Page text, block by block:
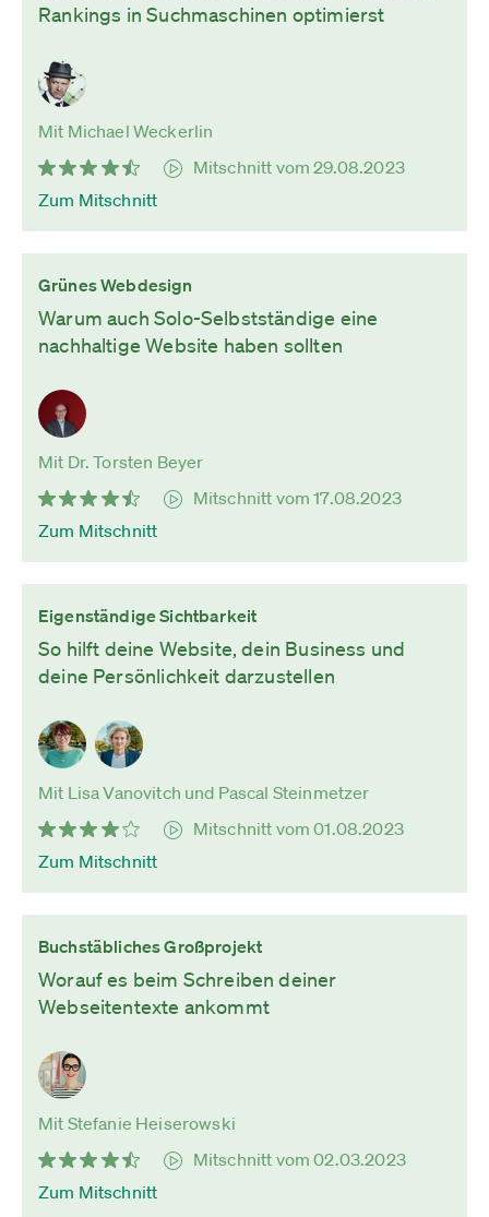
Rankings in Suchmaschinen optimierst
Mit Michael Weckerlin
Mitschnitt vom 29.08.2023
Zum Mitschnitt
Grünes Webdesign
Warum auch Solo-Selbstständige eine
nachhaltige Website haben sollten
Mit Dr. Torsten Beyer
Mitschnitt vom 17.08.2023
Zum Mitschnitt
Eigenständige Sichtbarkeit
So hilft deine Website, dein Business und
deine Persönlichkeit darzustellen
Mit Lisa Vanovitch und Pascal Steinmetzer
Mitschnitt vom 01.08.2023
Zum Mitschnitt
Buchstäbliches Großprojekt
Worauf es beim Schreiben deiner
Webseitentexte ankommt
Mit Stefanie Heiserowski
Mitschnitt vom 02.03.2023
Zum Mitschnitt